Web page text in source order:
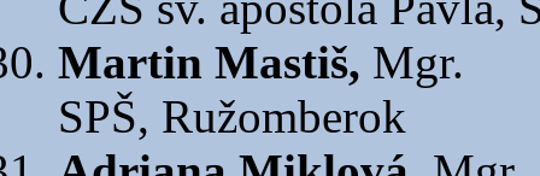
Martin Mastiš, Mgr.
SPŠ, Ružomberok